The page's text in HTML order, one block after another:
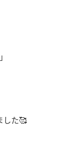
した🥰